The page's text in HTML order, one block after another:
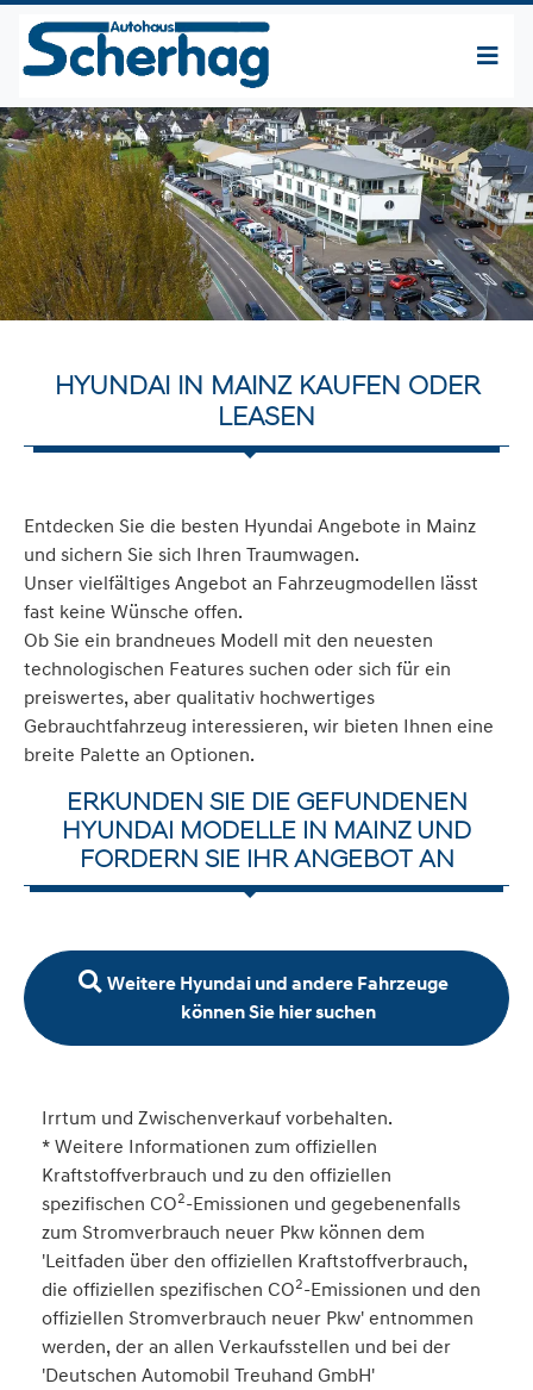
HYUNDAI IN MAINZ KAUFEN ODER
LEASEN
Entdecken Sie die besten Hyundai Angebote in Mainz
und sichern Sie sich Ihren Traumwagen.
Unser vielfältiges Angebot an Fahrzeugmodellen lässt
fast keine Wünsche offen.
Ob Sie ein brandneues Modell mit den neuesten
technologischen Features suchen oder sich für ein
preiswertes, aber qualitativ hochwertiges
Gebrauchtfahrzeug interessieren, wir bieten Ihnen eine
breite Palette an Optionen.
ERKUNDEN SIE DIE GEFUNDENEN
HYUNDAI MODELLE IN MAINZ UND
FORDERN SIE IHR ANGEBOT AN
Weitere Hyundai und andere Fahrzeuge
können Sie hier suchen
Irrtum und Zwischenverkauf vorbehalten.
* Weitere Informationen zum offiziellen
Kraftstoffverbrauch und zu den offiziellen
spezifischen CO2-Emissionen und gegebenenfalls
zum Stromverbrauch neuer Pkw können dem
'Leitfaden über den offiziellen Kraftstoffverbrauch,
die offiziellen spezifischen CO2-Emissionen und den
offiziellen Stromverbrauch neuer Pkw' entnommen
werden, der an allen Verkaufsstellen und bei der
'Deutschen Automobil Treuhand GmbH'